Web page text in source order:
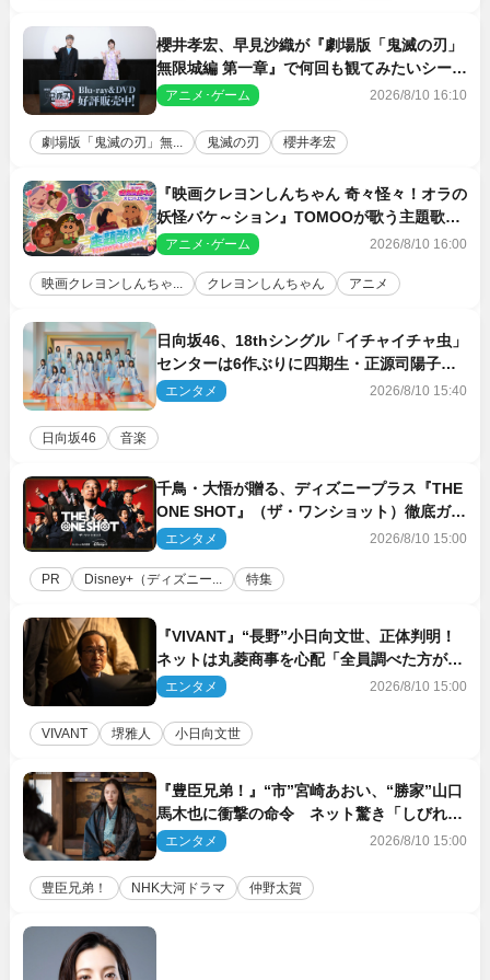
櫻井孝宏、早見沙織が『劇場版「鬼滅の刃」
無限城編 第一章』で何回も観てみたいシーン
とは？ イベントレポート到着
アニメ･ゲーム 2026/8/10 16:10
劇場版「鬼滅の刃」無... 鬼滅の刃 櫻井孝宏
『映画クレヨンしんちゃん 奇々怪々！オラの
妖怪バケ～ション』TOMOOが歌う主題歌
「大人になったら」PV解禁
アニメ･ゲーム 2026/8/10 16:00
映画クレヨンしんちゃ... クレヨンしんちゃん アニメ
日向坂46、18thシングル「イチャイチャ虫」
センターは6作ぶりに四期生・正源司陽子
新ビジュアル解禁
エンタメ 2026/8/10 15:40
日向坂46 音楽
千鳥・大悟が贈る、ディズニープラス『THE
ONE SHOT』（ザ・ワンショット）徹底ガイ
ド！ 今のお笑い界に一石を投じる“真の笑
エンタメ 2026/8/10 15:00
PR Disney+（ディズニー... 特集
『VIVANT』“長野”小日向文世、正体判明！
ネットは丸菱商事を心配「全員調べた方がい
い」「魔境すぎん？？」
エンタメ 2026/8/10 15:00
VIVANT 堺雅人 小日向文世
『豊臣兄弟！』“市”宮崎あおい、“勝家”山口
馬木也に衝撃の命令 ネット驚き「しびれた
なぁ」「激アツ!!」（ネタバレあり）
エンタメ 2026/8/10 15:00
豊臣兄弟！ NHK大河ドラマ 仲野太賀